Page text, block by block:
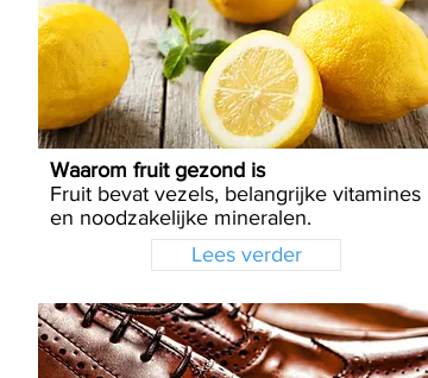
Waarom fruit gezond is
Fruit bevat vezels, belangrijke vitamines
en noodzakelijke mineralen.
Lees verder